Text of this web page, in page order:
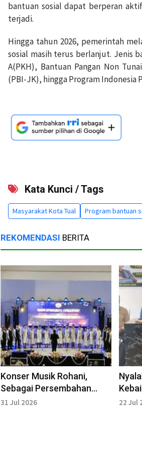
bantuan sosial dapat berperan
terjadi.
Hingga tahun 2026, pemerintah
sosial masih terus berlanjut. Jenis
A(PKH), Bantuan Pangan Non
(PBI-JK), hingga Program Indonesia
Kata Kunci / Tags
Masyarakat Kota Tual Program bantuan
REKOMENDASI BERITA
Konser Musik Rohani,
Sebagai Persembahan
Perpisahan RP Frans
31 Jul 2026 22 Jul